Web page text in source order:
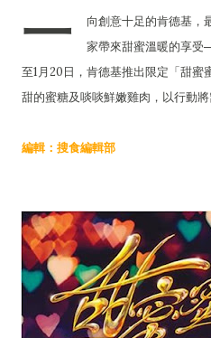
一
向創意十足的肯德基，
家帶來甜蜜溫暖的享受
至1月20日，肯德基推出限定「甜蜜
甜的蜜糖及啖啖鮮嫩雞肉，以行動
編輯：搜食編輯部